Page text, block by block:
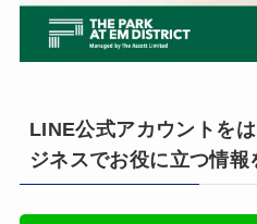
LINE公式アカウントを
ジネスでお役に立つ情報